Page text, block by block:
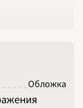
Обложка